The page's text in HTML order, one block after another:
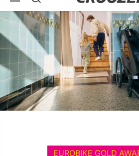
EUROBIKE GOLD